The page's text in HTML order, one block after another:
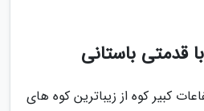
قدمتی باستانی
کبیر کوه از زیباترین کوه های